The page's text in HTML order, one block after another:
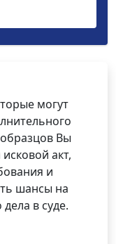
могут
Вы
акт,
и
шансы на
в суде.